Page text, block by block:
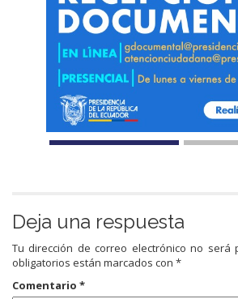
Deja una respuesta
Tu dirección de correo electrónico no será
obligatorios están marcados con *
Comentario *